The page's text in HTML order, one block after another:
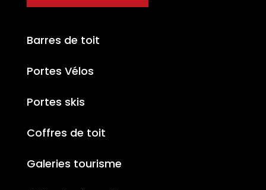
Barres de toit
Portes Vélos
Portes skis
Coffres de toit
Galeries tourisme